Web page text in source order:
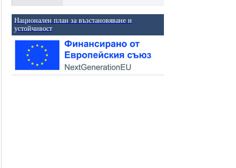
Национален план за възстановяване и
устойчивост